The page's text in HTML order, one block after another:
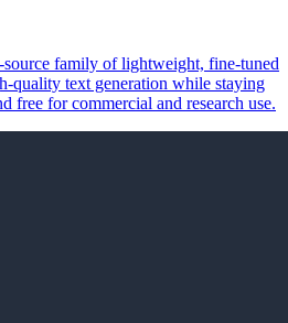
family of lightweight, fine‑tuned
text generation while staying
free for commercial and research use.